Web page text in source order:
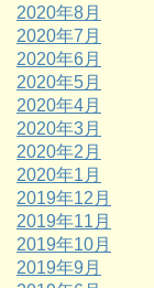
2020年8月
2020年7月
2020年6月
2020年5月
2020年4月
2020年3月
2020年2月
2020年1月
2019年12月
2019年11月
2019年10月
2019年9月